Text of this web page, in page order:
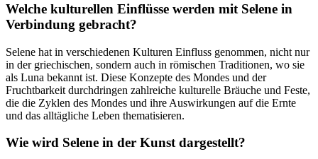
Welche kulturellen⁢ Einflüsse werden mit Selene in
Verbindung gebracht?
Selene⁤ hat ‍in verschiedenen Kulturen⁢ Einfluss genommen, nicht nur
in der griechischen, sondern ⁢auch in römischen Traditionen, wo sie
als Luna bekannt ist. Diese Konzepte des‌ Mondes und⁣ der
Fruchtbarkeit durchdringen zahlreiche kulturelle Bräuche und Feste,
die die Zyklen des Mondes und ihre Auswirkungen auf die Ernte
und das alltägliche Leben thematisieren.
Wie wird Selene in der⁤ Kunst dargestellt?